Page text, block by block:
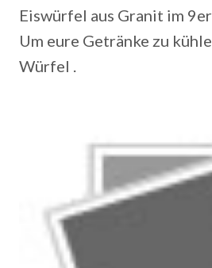
Eiswürfel aus Granit im
Um eure Getränke zu
Würfel .